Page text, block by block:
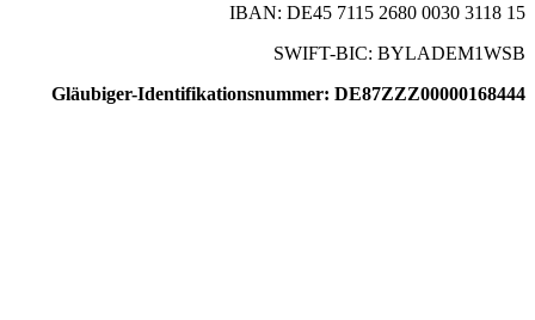
IBAN: DE45 7115 2680 0030 3118 15
SWIFT-BIC: BYLADEM1WSB
Gläubiger-Identifikationsnummer: DE87ZZZ00000168444